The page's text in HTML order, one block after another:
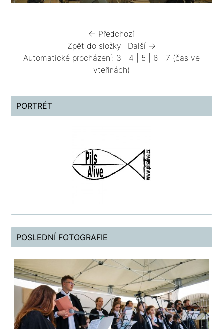
← Předchozí
Zpět do složky
Další →
Automatické procházení: 3 4 5 6 7 (čas ve
vteřinách)
PORTRÉT
POSLEDNÍ FOTOGRAFIE